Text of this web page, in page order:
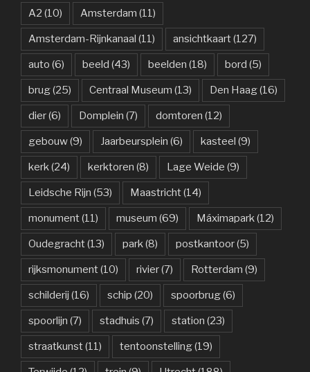
A2 (10) Amsterdam (11)
Amsterdam-Rijnkanaal (11) ansichtkaart(127)
auto (6) beeld (43) beelden (18) bord (5)
brug(25) Centraal Museum (13) Den Haag(16)
dier(6) Domplein (7) domtoren (12)
gebouw(9) Jaarbeursplein (6) kasteel (9)
kerk (24) kerktoren (8) Lage Weide (9)
Leidsche Rijn (53) Maastricht(14)
monument(11) museum (69) Máximapark (12)
Oudegracht(13) park (8) postkantoor(5)
rijksmonument(10) rivier(7) Rotterdam (9)
schilderij (16) schip (20) spoorbrug(6)
spoorlijn (7) stadhuis (7) station (23)
straatkunst(11) tentoonstelling(19)